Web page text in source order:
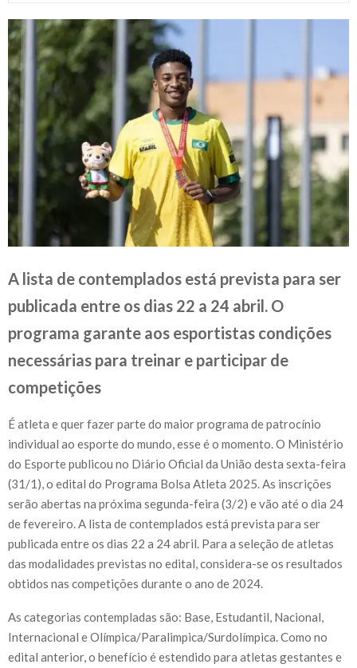
A lista de contemplados está prevista para ser
publicada entre os dias 22 a 24 abril. O
programa garante aos esportistas condições
necessárias para treinar e participar de
competições
É atleta e quer fazer parte do maior programa de patrocínio
individual ao esporte do mundo, esse é o momento. O Ministério
do Esporte publicou no Diário Oficial da União desta sexta-feira
(31/1), o edital do Programa Bolsa Atleta 2025. As inscrições
serão abertas na próxima segunda-feira (3/2) e vão até o dia 24
de fevereiro. A lista de contemplados está prevista para ser
publicada entre os dias 22 a 24 abril. Para a seleção de atletas
das modalidades previstas no edital, considera-se os resultados
obtidos nas competições durante o ano de 2024.
As categorias contempladas são: Base, Estudantil, Nacional,
Internacional e Olímpica/Paralimpica/Surdolímpica. Como no
edital anterior, o benefício é estendido para atletas gestantes e